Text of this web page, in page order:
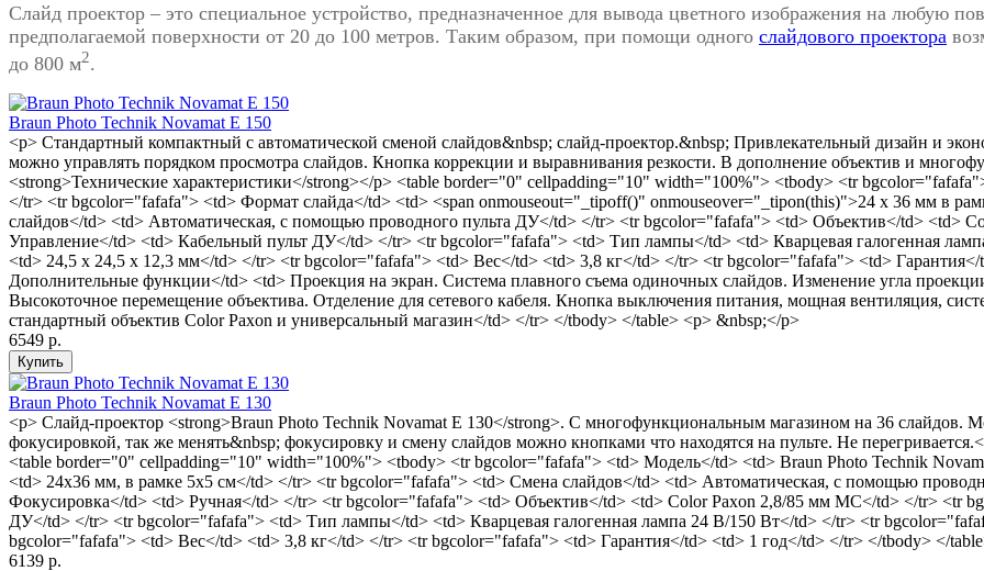
Слайд проектор – это специальное устройство, предназначенное для вывода цветного изображения на любую
предполагаемой поверхности от 20 до 100 метров. Таким образом, при помощи одного слайдового проектора
до 800 м2.
Braun Photo Technik Novamat E 150
<p> Стандартный компактный с автоматической сменой слайдов&nbsp; слайд-проектор.&nbsp; Привлекательный дизайн и
можно управлять порядком просмотра слайдов. Кнопка коррекции и выравнивания резкости. В дополнение объектив и
<strong>Технические характеристики</strong></p> <table border="0" cellpadding="10" width="100%"> <tbody> <tr
</tr> <tr bgcolor="fafafa"> <td> Формат слайда</td> <td> <span onmouseout="_tipoff()" onmouseover="_tipon(this)">24 х 36 мм в
слайдов</td> <td> Автоматическая, с помощью проводного пульта ДУ</td> </tr> <tr bgcolor="fafafa"> <td> Объектив</td> <td>
Управление</td> <td> Кабельный пульт ДУ</td> </tr> <tr bgcolor="fafafa"> <td> Тип лампы</td> <td> Кварцевая галогенная
<td> 24,5 х 24,5 х 12,3 мм</td> </tr> <tr bgcolor="fafafa"> <td> Вес</td> <td> 3,8 кг</td> </tr> <tr bgcolor="fafafa"> <td>
Дополнительные функции</td> <td> Проекция на экран. Система плавного съема одиночных слайдов. Изменение угла
Высокоточное перемещение объектива. Отделение для сетевого кабеля. Кнопка выключения питания, мощная вентиляция,
стандартный объектив Color Paxon и универсальный магазин</td> </tr> </tbody> </table> <p> &nbsp;</p>
6549 р.
Braun Photo Technik Novamat E 130
<p> Слайд-проектор <strong>Braun Photo Technik Novamat E 130</strong>. С многофункциональным магазином на 36 слайдов.
фокусировкой, так же менять&nbsp; фокусировку и смену слайдов можно кнопками что находятся на пульте. Не
<table border="0" cellpadding="10" width="100%"> <tbody> <tr bgcolor="fafafa"> <td> Модель</td> <td> Braun Photo Technik
<td> 24х36 мм, в рамке 5х5 см</td> </tr> <tr bgcolor="fafafa"> <td> Смена слайдов</td> <td> Автоматическая, с помощью
Фокусировка</td> <td> Ручная</td> </tr> <tr bgcolor="fafafa"> <td> Объектив</td> <td> Color Paxon 2,8/85 мм MC</td> </tr> <tr
ДУ</td> </tr> <tr bgcolor="fafafa"> <td> Тип лампы</td> <td> Кварцевая галогенная лампа 24 В/150 Вт</td> </tr> <tr
bgcolor="fafafa"> <td> Вес</td> <td> 3,8 кг</td> </tr> <tr bgcolor="fafafa"> <td> Гарантия</td> <td> 1 год</td> </tr> </tbody> </
6139 р.